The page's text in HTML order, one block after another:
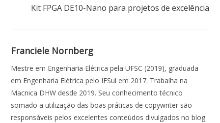
Kit FPGA DE10-Nano para projetos de excelência
Franciele Nornberg
Mestre em Engenharia Elétrica pela UFSC (2019), graduada
em Engenharia Elétrica pelo IFSul em 2017. Trabalha na
Macnica DHW desde 2019. Seu conhecimento técnico
somado a utilização das boas práticas de copywriter são
responsáveis pelos excelentes conteúdos divulgados no blog